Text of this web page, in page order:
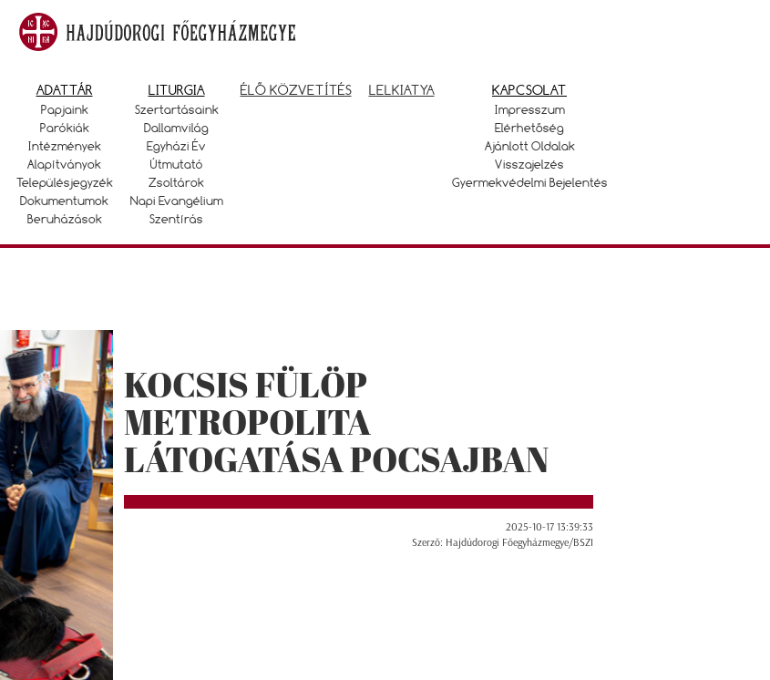
ADATTÁR
Papjaink
Parókiák
Intézmények
Alapítványok
Településjegyzék
Dokumentumok
Beruházások
LITURGIA
Szertartásaink
Dallamvilág
Egyházi Év
Útmutató
Zsoltárok
Napi Evangélium
Szentírás
ÉLŐ KÖZVETÍTÉS LELKIATYA KAPCSOLAT
Impresszum
Elérhetőség
Ajánlott Oldalak
Visszajelzés
Gyermekvédelmi Bejelentés
KOCSIS FÜLÖP
METROPOLITA
LÁTOGATÁSA POCSAJBAN
2025-10-17 13:39:33
Szerző: Hajdúdorogi Főegyházmegye/BSZI